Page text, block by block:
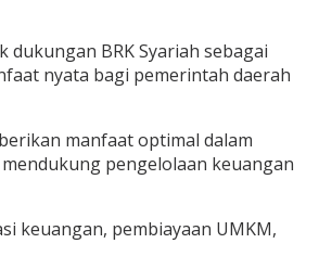
dukungan BRK Syariah sebagai
nyata bagi pemerintah daerah
manfaat optimal dalam
pengelolaan keuangan
keuangan, pembiayaan UMKM,